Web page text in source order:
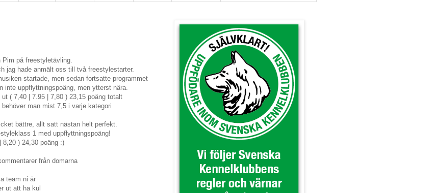
Pim på freestyletävling.
jag hade anmält oss till två freestylestarter.
startade, men sedan fortsatte programmet
inte uppflyttningspoäng, men ytterst nära.
( 7,40 | 7.95 | 7,80 ) 23,15 poäng totalt
man mist 7,5 i varje kategori
bättre, allt satt nästan helt perfekt.
1 med uppflyttningspoäng!
8,20 ) 24,30 poäng :)
från domarna
team ni är
ut att ha kul